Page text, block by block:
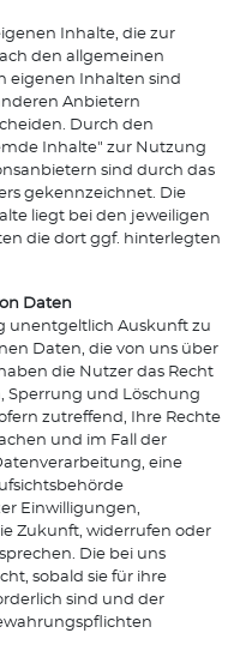
Inhalte, die zur
den allgemeinen
eigenen Inhalten sind
Anbietern
Durch den
Inhalte" zur Nutzung
sind durch das
gekennzeichnet. Die
liegt bei den jeweiligen
die dort ggf. hinterlegten
Daten
unentgeltlich Auskunft zu
Daten, die von uns über
die Nutzer das Recht
Sperrung und Löschung
zutreffend, Ihre Rechte
und im Fall der
eine
Einwilligungen,
Zukunft, widerrufen oder
Die bei uns
sobald sie für ihre
sind und der